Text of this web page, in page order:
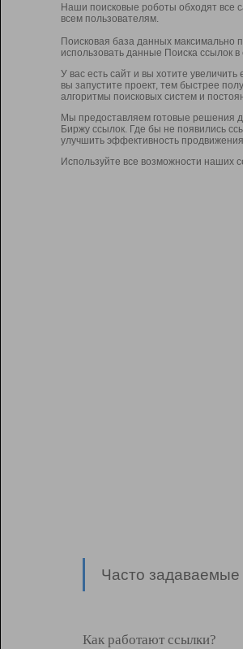
Наши поисковые роботы обходят все
всем пользователям.
Поисковая база данных максимально
использовать данные Поиска ссылок
У вас есть сайт и вы хотите
вы запустите проект, тем быстрее
алгоритмы поисковых систем и
Мы предоставляем готовые решения
Биржу ссылок. Где бы не появились
улучшить эффективность продвижения.
Используйте все возможности наших
Часто
Как работают ссылки?